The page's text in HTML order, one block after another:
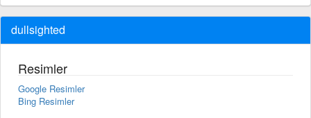
dullsighted
Resimler
Google Resimler
Bing Resimler